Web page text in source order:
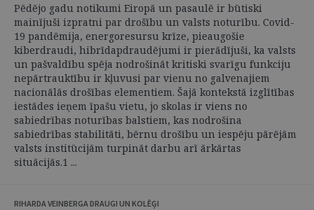
Pēdējo gadu notikumi Eiropā un pasaulē ir būtiski
mainījuši izpratni par drošību un valsts noturību. Covid-
19 pandēmija, energoresursu krīze, pieaugošie
kiberdraudi, hibrīdapdraudējumi ir pierādījuši, ka valsts
un pašvaldību spēja nodrošināt kritiski svarīgu funkciju
nepārtrauktību ir kļuvusi par vienu no galvenajiem
nacionālās drošības elementiem. Šajā kontekstā izglītības
iestādes ieņem īpašu vietu, jo skolas ir viens no
sabiedrības noturības balstiem, kas nodrošina
sabiedrības stabilitāti, bērnu drošību un iespēju pārējām
valsts institūcijām turpināt darbu arī ārkārtas
situācijās.1 ...
RIHARDA VEINBERGA DRAUGI UN KOLĒĢI